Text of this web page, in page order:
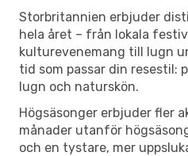
Storbritannien erbjuder
hela året – från lokala
kulturevenemang till lugn
tid som passar din resestil:
lugn och naturskön.
Högsäsonger erbjuder fler
månader utanför
och en tystare, mer